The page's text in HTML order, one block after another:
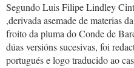
Segundo Luis Filipe Lindley
,derivada asemade de materias
froito da pluma do Conde de
dúas versións sucesivas, foi
portugués e logo traducido ao